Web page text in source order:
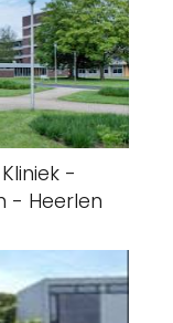
-
- Heerlen